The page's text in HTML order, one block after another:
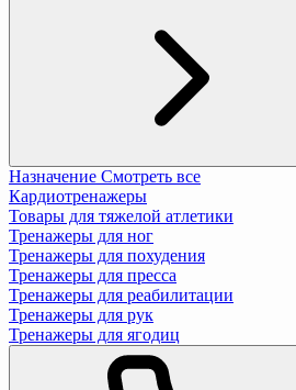
Назначение Смотреть все
Кардиотренажеры
Товары для тяжелой атлетики
Тренажеры для ног
Тренажеры для похудения
Тренажеры для пресса
Тренажеры для реабилитации
Тренажеры для рук
Тренажеры для ягодиц